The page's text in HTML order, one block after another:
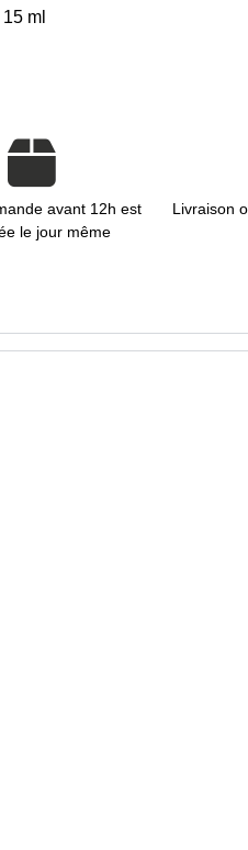
ml
avant 12h est
le jour même
Livraison